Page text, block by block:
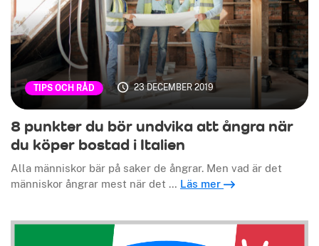
TIPS OCH RÅD 23 DECEMBER 2019
8 punkter du bör undvika att ångra när
du köper bostad i Italien
Alla människor bär på saker de ångrar. Men vad är det
människor ångrar mest när det … Läs mer